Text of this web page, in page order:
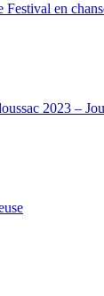
Festival en
2023 –